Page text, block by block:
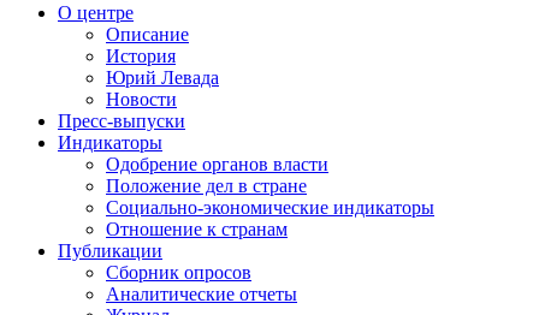
О центре
Описание
История
Юрий Левада
Новости
Пресс-выпуски
Индикаторы
Одобрение органов власти
Положение дел в стране
Социально-экономические индикаторы
Отношение к странам
Публикации
Сборник опросов
Аналитические отчеты